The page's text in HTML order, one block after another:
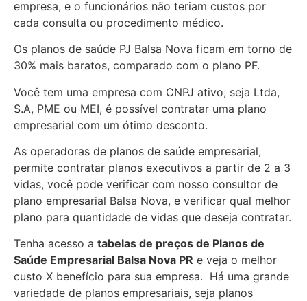
empresa, e o funcionários não teriam custos por
cada consulta ou procedimento médico.
Os planos de saúde PJ Balsa Nova ficam em torno de
30% mais baratos, comparado com o plano PF.
Você tem uma empresa com CNPJ ativo, seja Ltda,
S.A, PME ou MEI, é possível contratar uma plano
empresarial com um ótimo desconto.
As operadoras de planos de saúde empresarial,
permite contratar planos executivos a partir de 2 a 3
vidas, você pode verificar com nosso consultor de
plano empresarial Balsa Nova, e verificar qual melhor
plano para quantidade de vidas que deseja contratar.
Tenha acesso a tabelas de preços de Planos de
Saúde Empresarial Balsa Nova PR e veja o melhor
custo X benefício para sua empresa. Há uma grande
variedade de planos empresariais, seja planos